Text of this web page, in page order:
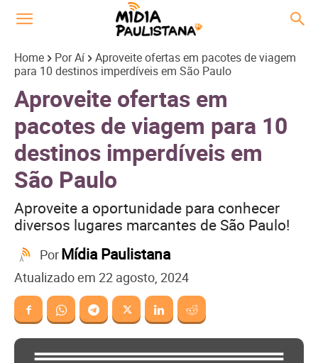
Home Por Aí
Aproveite ofertas em pacotes de viagem
para 10 destinos imperdíveis em São Paulo
Aproveite ofertas em
pacotes de viagem para 10
destinos imperdíveis em
São Paulo
Aproveite a oportunidade para conhecer
diversos lugares marcantes de São Paulo!
PorMídia Paulistana
Atualizado em 22 agosto, 2024